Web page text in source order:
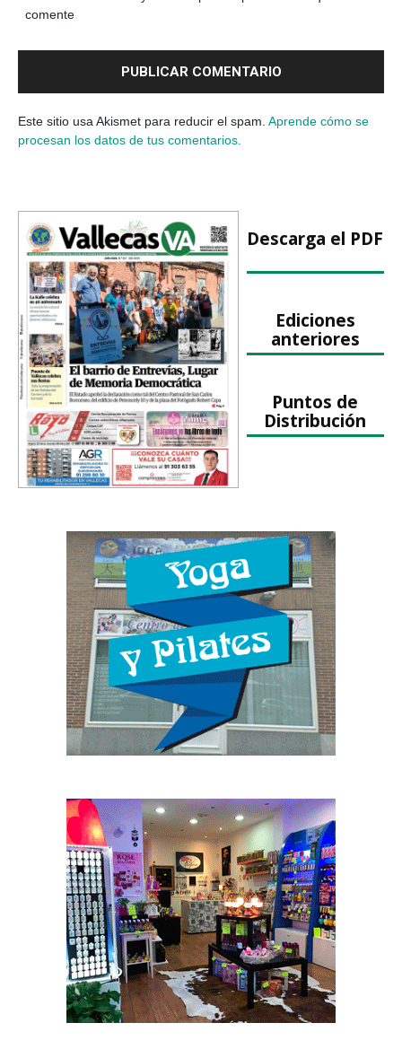
comente
Este sitio usa Akismet para reducir el spam. Aprende cómo se
procesan los datos de tus comentarios.
Descarga el PDF
Ediciones
anteriores
Puntos de
Distribución